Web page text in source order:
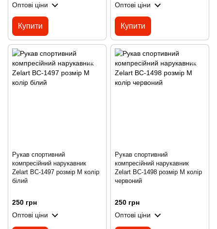
Оптові ціни
Купити
Оптові ціни
Купити
Рукав спортивний
компресійний нарукавник
Zelart BC-1497 розмір M колір
білий
250 грн
Оптові ціни
Рукав спортивний
компресійний нарукавник
Zelart BC-1498 розмір M колір
червоний
250 грн
Оптові ціни